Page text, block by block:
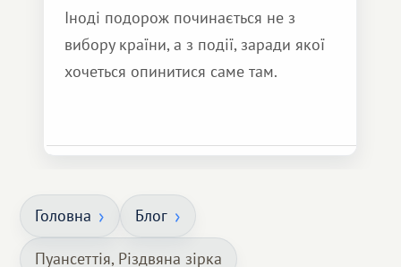
Іноді подорож починається не з
вибору країни, а з події, заради якої
хочеться опинитися саме там.
Головна Блог
Пуансеттія, Різдвяна зірка